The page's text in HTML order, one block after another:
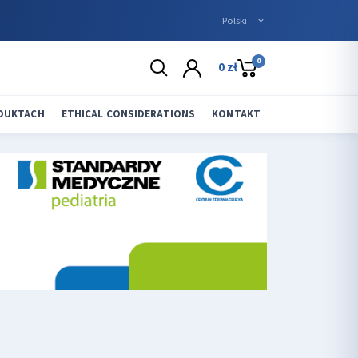
0 zł 0
ETHICAL CONSIDERATIONS KONTAKT